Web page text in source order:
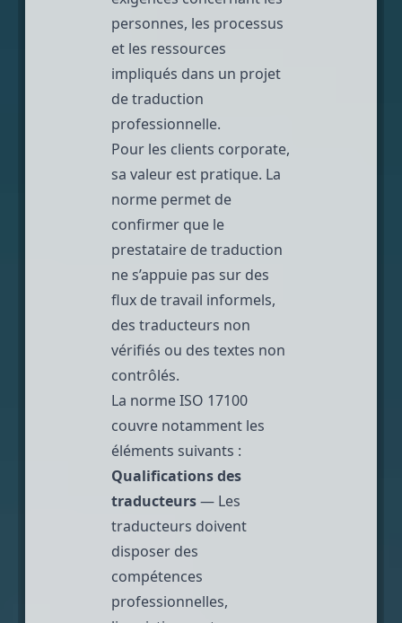
personnes, les processus
et les ressources
impliqués dans un projet
de traduction
professionnelle.
Pour les clients corporate,
sa valeur est pratique. La
norme permet de
confirmer que le
prestataire de traduction
ne s’appuie pas sur des
flux de travail informels,
des traducteurs non
vérifiés ou des textes non
contrôlés.
La norme ISO 17100
couvre notamment les
éléments suivants :
Qualifications des
traducteurs— Les
traducteurs doivent
disposer des
compétences
professionnelles,